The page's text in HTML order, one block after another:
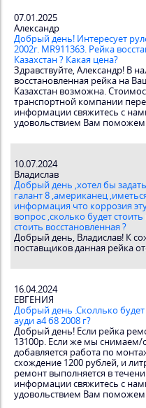
07.01.2025
Александр
Добрый день! Интересует
2002г. MR911363. Рейка
Казахстан ? Какая цена?
Здравствуйте, Александр! В
восстановленная рейка на
Казахстан возможна.
транспортной компании
информации свяжитесь с
удовольствием Вам
10.07.2024
Владислав
Добрый день ,хотел бы
галант 8 ,американец
информация что коррозия
вопрос ,сколько будет
стоить восстановленная ?
Добрый день, Владислав! К
поставщиков данная рейка
16.04.2024
ЕВГЕНИЯ
Добрый день .Сколлько
ауди а4 б8 2008 г?
Добрый день! Если рейка
13100р. Если же мы снимаем/
добавляется работа по
схождение 1200 рублей, и
ремонт выполняется в
информации свяжитесь с
удовольствием Вам